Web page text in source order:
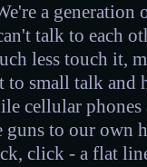
a
talk to each
less touch it,
to small talk and
cellular
guns to our own
click - a flat